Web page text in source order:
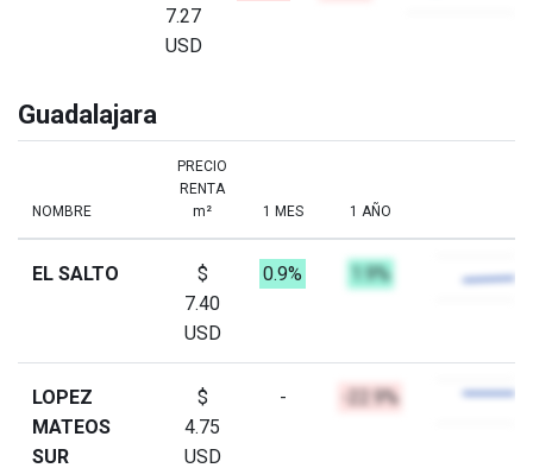
7.27
USD
Guadalajara
NOMBRE
PRECIO
RENTA
m²
1 MES 1 AÑO
EL SALTO
$
7.40
USD
0.9% 1.9%
LOPEZ
MATEOS
SUR
$
4.75
USD
- -22.9%